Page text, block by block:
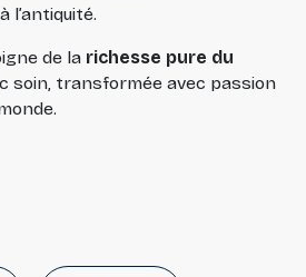
l’antiquité.
de la richesse pure du
soin, transformée avec passion